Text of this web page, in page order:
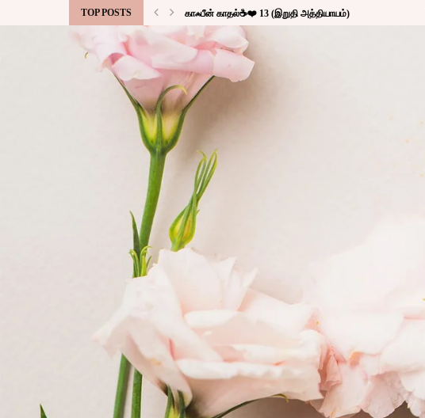
TOP POSTS காஃபீன் காதல்☕❤️ 13 (இறுதி அத்தியாயம்)